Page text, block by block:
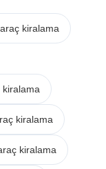
kiralama
kiralama
kiralama
kiralama